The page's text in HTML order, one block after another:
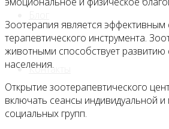
Контакты
Зоотерапия является
терапевтического инструмента.
животными способствует
населения.
Открытие зоотерапевтического
включать сеансы индивидуальной
социальных групп.